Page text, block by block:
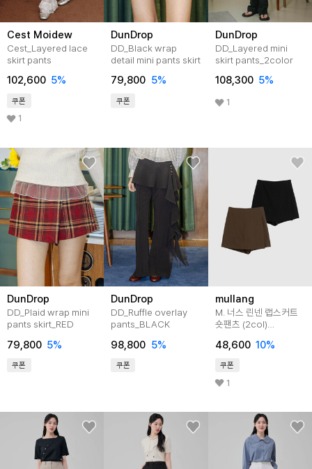
Cest Moidew
Cest_Layered lace
skirt pants
102,600 5%
쿠폰
1
DunDrop
DD_Black wrap
detail mini pants skirt
79,800 5%
쿠폰
DunDrop
DD_Layered mini
skirt pants_2color
108,300 5%
1
DunDrop
DD_Plaid wrap mini
pants skirt_RED
79,800 5%
쿠폰
DunDrop
DD_Ruffle overlay
pants_BLACK
98,800 5%
쿠폰
mullang
M. 너스 린넨 랩스커트
숏팬츠 (2col)
48,600 10%
쿠폰
1